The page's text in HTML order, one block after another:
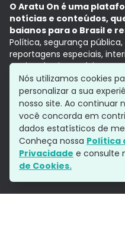
O Aratu On é uma
notícias e conteúdos,
baianos para o Brasil e
Política, segurança
reportagens especiais,
Aqui, tudo vira notícia e a
com a credibilidade do
Grupo Aratu
Política de
Siga-nos
Nós utilizamos cookies
personalizar a sua
nosso site. Ao continuar
você concorda em
dados estatísticos de
Conheça nossa Política
Privacidade e consulte
de Cookies.